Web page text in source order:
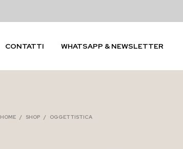
CONTATTI WHATSAPP & NEWSLETTER
HOME / SHOP / OGGETTISTICA